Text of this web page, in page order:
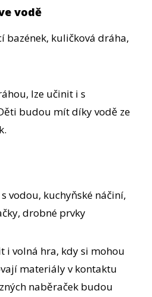
vodě
bazének, kuličková dráha,
lze učinit i s
budou mít díky vodě ze
vodou, kuchyňské náčiní,
drobné prvky
i volná hra, kdy si mohou
materiály v kontaktu
naběraček budou